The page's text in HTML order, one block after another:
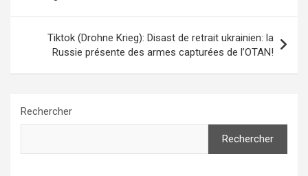
l’article
Tiktok (Drohne Krieg): Disast de retrait ukrainien: la
Russie présente des armes capturées de l’OTAN!
Rechercher
Rechercher